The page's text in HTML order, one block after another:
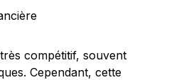
compétitif, souvent
Cependant, cette